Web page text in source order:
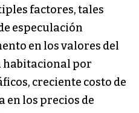
factores, tales
especulación
en los valores del
habitacional por
creciente costo de
en los precios de